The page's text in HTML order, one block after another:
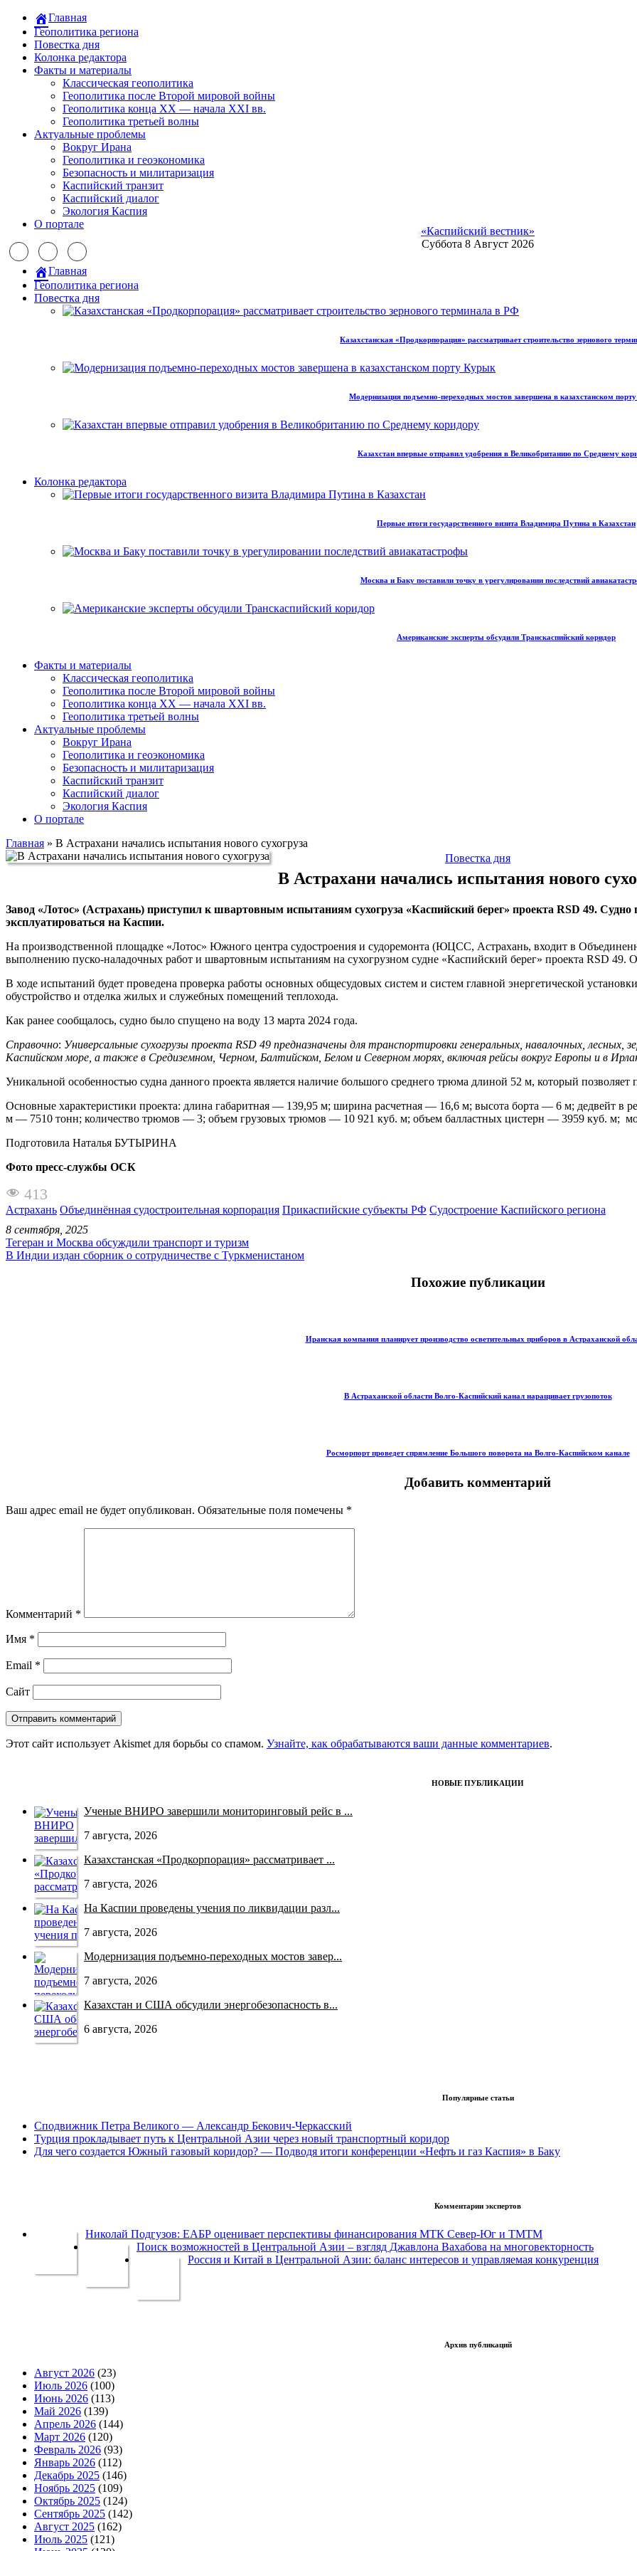
Главная
Геополитика региона
Повестка дня
Колонка редактора
Факты и материалы
Классическая геополитика
Геополитика после Второй мировой войны
Геополитика конца XX — начала XXI вв.
Геополитика третьей волны
Актуальные проблемы
Вокруг Ирана
Геополитика и геоэкономика
Безопасность и милитаризация
Каспийский транзит
Каспийский диалог
Экология Каспия
О портале
«Каспийский вестник»
Суббота 8 Август 2026
Главная
Геополитика региона
Повестка дня
Казахстанская «Продкорпорация» рассматривает строительство зернового
Модернизация подъемно-переходных мостов завершена в казахстанском
Казахстан впервые отправил удобрения в Великобританию по Среднему
Колонка редактора
Первые итоги государственного визита Владимира Путина в Казахстан
Москва и Баку поставили точку в урегулировании последствий
Американские эксперты обсудили Транскаспийский коридор
Факты и материалы
Классическая геополитика
Геополитика после Второй мировой войны
Геополитика конца XX — начала XXI вв.
Геополитика третьей волны
Актуальные проблемы
Вокруг Ирана
Геополитика и геоэкономика
Безопасность и милитаризация
Каспийский транзит
Каспийский диалог
Экология Каспия
О портале
Главная » В Астрахани начались испытания нового сухогруза
Повестка дня
В Астрахани начались испытания нового
Завод «Лотос» (Астрахань) приступил к швартовным испытаниям сухогруза «Каспийский берег» проекта RSD 49. Судно
эксплуатироваться на Каспии.
На производственной площадке «Лотос» Южного центра судостроения и судоремонта (ЮЦСС, Астрахань, входит в
выполнению пуско-наладочных работ и швартовным испытаниям на сухогрузном судне «Каспийский берег» проекта RSD 49.
В ходе испытаний будет проведена проверка работы основных общесудовых систем и систем главной энергетической
обустройство и отделка жилых и служебных помещений теплохода.
Как ранее сообщалось, судно было спущено на воду 13 марта 2024 года.
Справочно: Универсальные сухогрузы проекта RSD 49 предназначены для транспортировки генеральных, навалочных, лесных,
Каспийском море, а также в Средиземном, Черном, Балтийском, Белом и Северном морях, включая рейсы вокруг Европы и в
Уникальной особенностью судна данного проекта является наличие большого среднего трюма длиной 52 м, который позволяет
Основные характеристики проекта: длина габаритная — 139,95 м; ширина расчетная — 16,6 м; высота борта — 6 м; дедвейт в
м — 7510 тонн; количество трюмов — 3; объем грузовых трюмов — 10 921 куб. м; объем балластных цистерн — 3959 куб. м;
Подготовила Наталья БУТЫРИНА
Фото пресс-службы ОСК
413
Астрахань Объединённая судостроительная корпорация Прикаспийские субъекты РФ Судостроение Каспийского региона
8 сентября, 2025
Тегеран и Москва обсуждили транспорт и туризм
В Индии издан сборник о сотрудничестве с Туркменистаном
Похожие публикации
Иранская компания планирует производство осветительных приборов в Астраханской
В Астраханской области Волго-Каспийский канал наращивает грузопоток
Росморпорт проведет спрямление Большого поворота на Волго-Каспийском канале
Добавить комментарий
Ваш адрес email не будет опубликован. Обязательные поля помечены *
Комментарий *
Имя *
Email *
Сайт
Этот сайт использует Akismet для борьбы со спамом. Узнайте, как обрабатываются ваши данные комментариев.
НОВЫЕ ПУБЛИКАЦИИ
Ученые ВНИРО завершили мониторинговый рейс в ...
7 августа, 2026
Казахстанская «Продкорпорация» рассматривает ...
7 августа, 2026
На Каспии проведены учения по ликвидации разл...
7 августа, 2026
Модернизация подъемно-переходных мостов завер...
7 августа, 2026
Казахстан и США обсудили энергобезопасность в...
6 августа, 2026
Популярные статьи
Сподвижник Петра Великого — Александр Бекович-Черкасский
Турция прокладывает путь к Центральной Азии через новый транспортный коридор
Для чего создается Южный газовый коридор? — Подводя итоги конференции «Нефть и газ Каспия» в Баку
Комментарии экспертов
Николай Подгузов: ЕАБР оценивает перспективы финансирования МТК Север-Юг и ТМТМ
Поиск возможностей в Центральной Азии – взгляд Джавлона Вахабова на многовекторность
Россия и Китай в Центральной Азии: баланс интересов и управляемая конкуренция
Архив публикаций
Август 2026 (23)
Июль 2026 (100)
Июнь 2026 (113)
Май 2026 (139)
Апрель 2026 (144)
Март 2026 (120)
Февраль 2026 (93)
Январь 2026 (112)
Декабрь 2025 (146)
Ноябрь 2025 (109)
Октябрь 2025 (124)
Сентябрь 2025 (142)
Август 2025 (162)
Июль 2025 (121)